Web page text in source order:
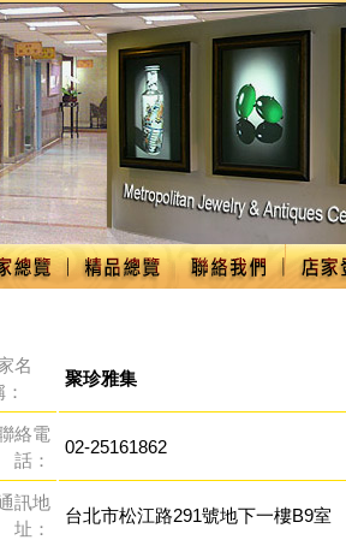
名
聚珍雅集
絡電
話：
02-25161862
訊地
址：
台北市松江路291號地下一樓B9室